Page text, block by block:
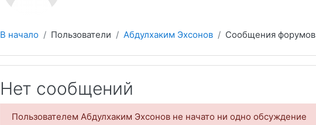
В начало Пользователи Абдулхаким Эхсонов Сообщения форумов
Нет сообщений
Пользователем Абдулхаким Эхсонов не начато ни одно обсуждение